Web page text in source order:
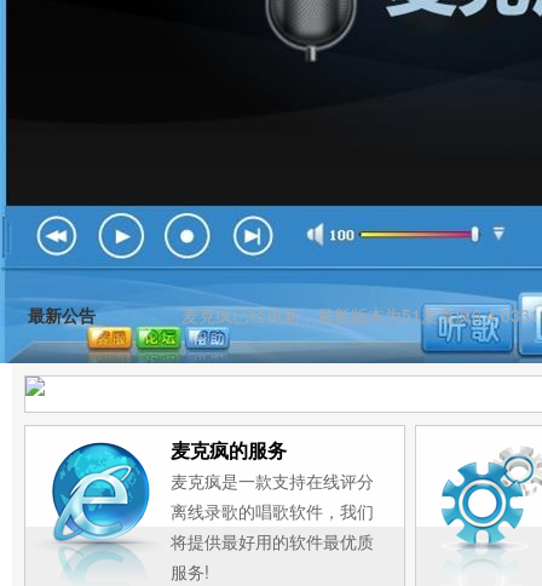
最新公告 麦克疯已经更新，最新版本为51麦克疯
麦克疯的服务
麦克疯是一款支持在线评分
离线录歌的唱歌软件，我们
将提供最好用的软件最优质
服务!